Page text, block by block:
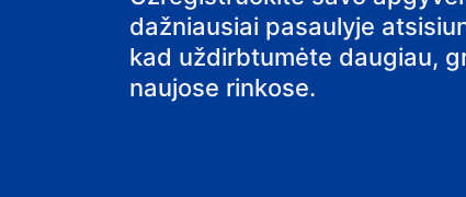
namus
dažniausiai pasaulyje
kad uždirbtumėte daugiau,
naujose rinkose.